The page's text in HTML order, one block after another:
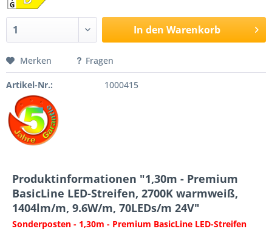
In den Warenkorb
Merken Fragen
Artikel-Nr.: 1000415
Produktinformationen "1,30m - Premium
BasicLine LED-Streifen, 2700K warmweiß,
1404lm/m, 9.6W/m, 70LEDs/m 24V"
Sonderposten - 1,30m - Premium BasicLine LED-Streifen